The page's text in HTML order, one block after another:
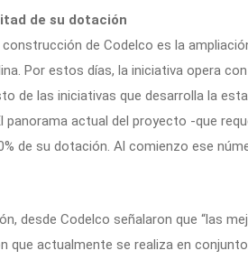
de su dotación
de Codelco es la
Por estos días, la iniciativa opera
de las iniciativas que desarrolla la
panorama actual del proyecto -que
de su dotación. Al comienzo ese
desde Codelco señalaron que “las
que actualmente se realiza en